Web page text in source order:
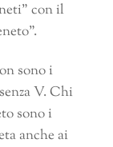
con il
sono i
V. Chi
sono i
anche ai